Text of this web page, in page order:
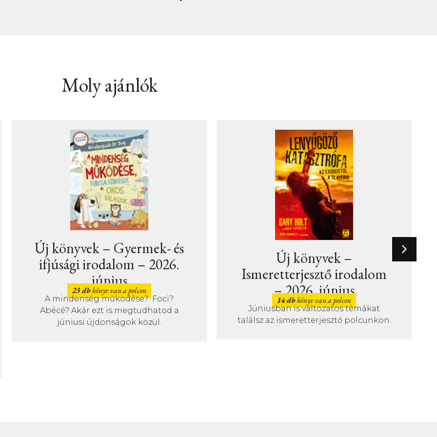
Moly ajánlók
és
Új könyvek –
Ismeretterjesztő irodalom
– 2026. június
14 dbkönyv van a polcon
Júniusban is változatos témákat
találsz az ismeretterjesztő polcunkon.
Új könyvek –
Szépirodalom – 2026.
június
31 dbkönyv van a polcon
Sok érdekfeszítő könyv magyar